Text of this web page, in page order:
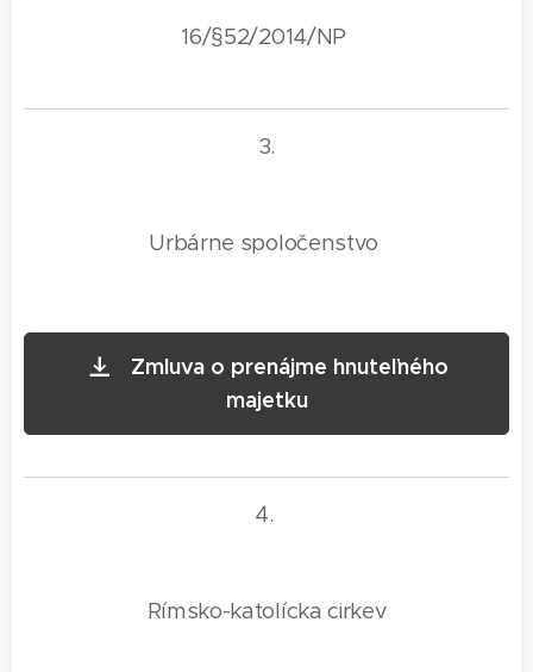
16/§52/2014/NP
3.
Urbárne spoločenstvo
Zmluva o prenájme hnuteľného
majetku
4.
Rímsko-katolícka cirkev